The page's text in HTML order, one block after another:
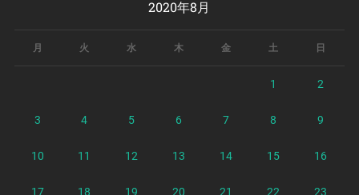
2020年8月
月 火 水 木 金 土 日
1 2
3 4 5 6 7 8 9
10 11 12 13 14 15 16
17 18 19 20 21 22 23